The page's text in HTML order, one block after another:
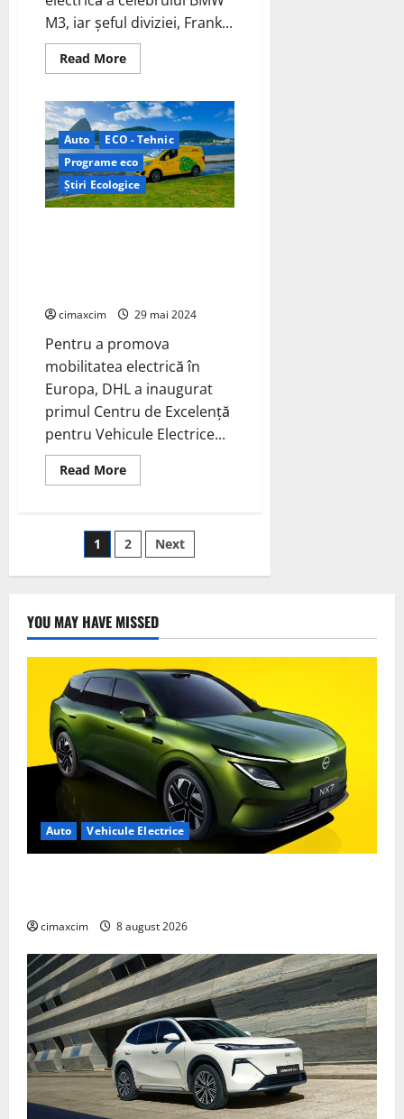
M3, iar șeful diviziei, Frank...
Read MoreRead
more
M3
Electric,
Mașina
Sport
care
va
Depăși
Totul
Auto
ECO - Tehnic
Programe eco
Știri Ecologice
cimaxcim 29 mai 2024
Pentru a promova
mobilitatea electrică în
Europa, DHL a inaugurat
primul Centru de Excelență
pentru Vehicule Electrice...
Read MoreRead
more
primul
Centru
de
din
Europa
Continentală
Paginație
articole
1 2 Next
YOU MAY HAVE MISSED
Auto Vehicule Electrice
cimaxcim 8 august 2026